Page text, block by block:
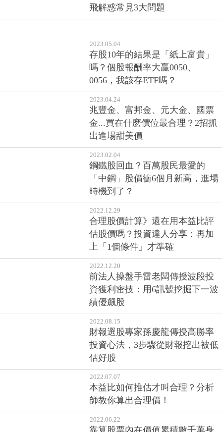
飛解惑常見3大問題
2023.05.04
存股10年的結果是「紙上富貴」
嗎？個股報酬率大贏0050、
0056，我該存ETF嗎？
2023.04.24
兆豐金、富邦金、元大金、國票
金...買在什麽價位最合理？2招抓
出進場甜美價
2023.02.04
鋼鐵股回血？百萬股民最愛的
「中鋼」股價衝6個月新高，進場
時機到了？
2022.12.29
合理股價計算》還在用本益比評
估股價嗎？投資達人分享：再加
上「1個條件」才準確
2022.12.20
前法人操盤手雷老闆傳授波段投
資獲利密技：用6訊號挖掘下一波
績優飆股
2022.08.15
財報選股專家孫慶龍傳授高勝率
投資心法，3步驟從財報挖出被低
估好股
2022.07.07
本益比如何推估才叫合理？分析